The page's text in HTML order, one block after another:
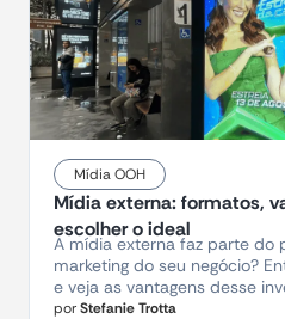
Mídia OOH
Mídia externa: formatos,
escolher o ideal
A mídia externa faz parte do
marketing do seu negócio?
e veja as vantagens desse
porStefanie Trotta